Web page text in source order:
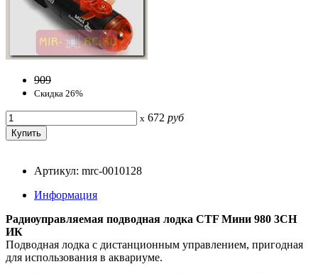
909
Скидка 26%
x 672 руб
Артикул: mrc-0010128
Информация
Радиоуправляемая подводная лодка CTF Мини 980 3CH
ИК
Подводная лодка с дистанционным управлением, пригодная
для использования в аквариуме.